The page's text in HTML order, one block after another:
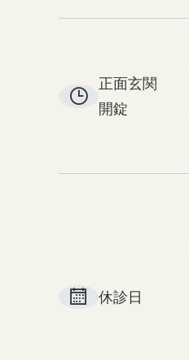
正面玄関
開錠
休診日